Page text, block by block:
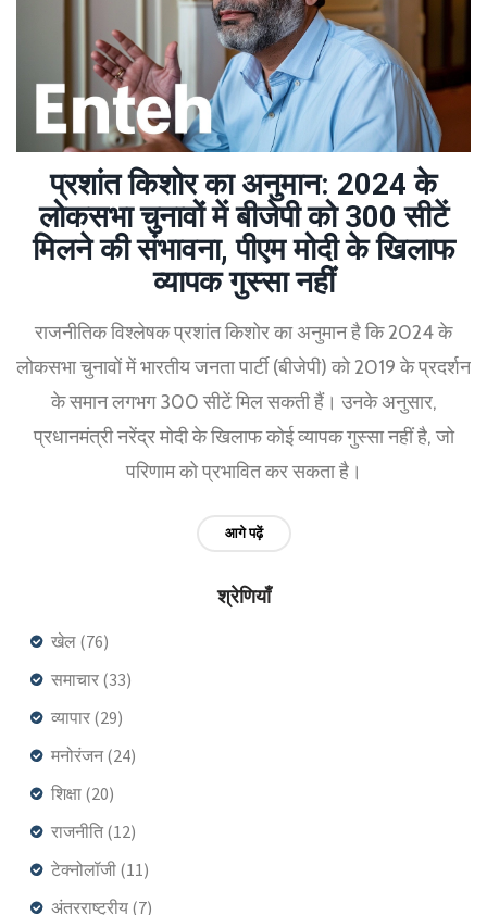
प्रशांत किशोर का अनुमान: 2024 के
लोकसभा चुनावों में बीजेपी को 300 सीटें
मिलने की संभावना, पीएम मोदी के खिलाफ
व्यापक गुस्सा नहीं
राजनीतिक विश्लेषक प्रशांत किशोर का अनुमान है कि 2024 के
लोकसभा चुनावों में भारतीय जनता पार्टी (बीजेपी) को 2019 के प्रदर्शन
के समान लगभग 300 सीटें मिल सकती हैं। उनके अनुसार,
प्रधानमंत्री नरेंद्र मोदी के खिलाफ कोई व्यापक गुस्सा नहीं है, जो
परिणाम को प्रभावित कर सकता है।
आगे पढ़ें
श्रेणियाँ
खेल (76)
समाचार (33)
व्यापार (29)
मनोरंजन(24)
शिक्षा (20)
राजनीति (12)
टेक्नोलॉजी (11)
अंतरराष्ट्रीय (7)